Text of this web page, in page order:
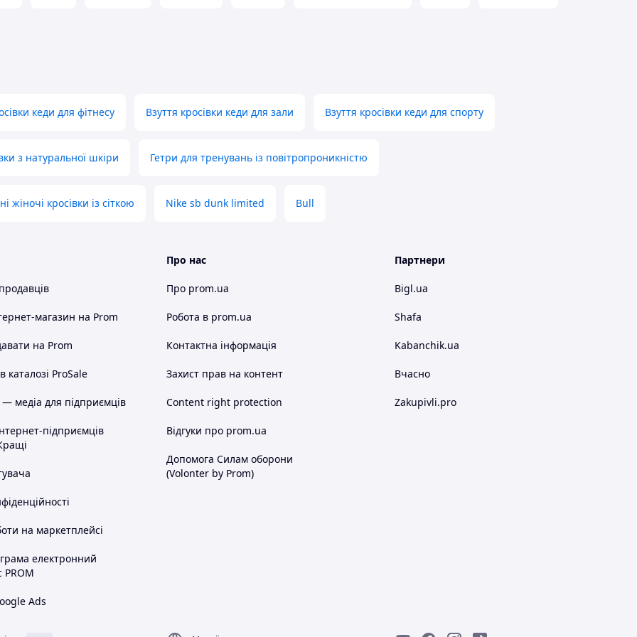
м'яка і гнучка з хорошою
для цього зателефонуйте або
годин. Ви задали питання, але в
в своєму поштовому клієнті
номер мобільного телефону
===
- 100% передоплата. Ви сплачуєте,
я висилаю Вам посилку. При
з мінімальною передоплатою
Приватбанку, я відсилаю Вам
за доставку до Вас + за
за зворотну пересилку
відмовляєтеся від неї, а
послуг перевізника з доставки
дорожче на 40-60 гривень за
покупців, оплата на
кеди для фітнесу Взуття кросівки кеди для зали Взуття кросівки кеди для спорту
з натуральної шкіри Гетри для тренувань із повітропроникністю
жіночі кросівки із сіткою Nike sb dunk limited Bull
магазин на Prom
на Prom
каталозі ProSale
медіа для підприємців
підприємців
на маркетплейсі
електронний
PROM
Ads
Про нас
Про prom.ua
Робота в prom.ua
Контактна інформація
Захист прав на контент
Content right protection
Відгуки про prom.ua
Допомога Силам оборони
(Volonter by Prom)
Партнери
Bigl.ua
Shafa
Kabanchik.ua
Вчасно
Zakupivli.pro